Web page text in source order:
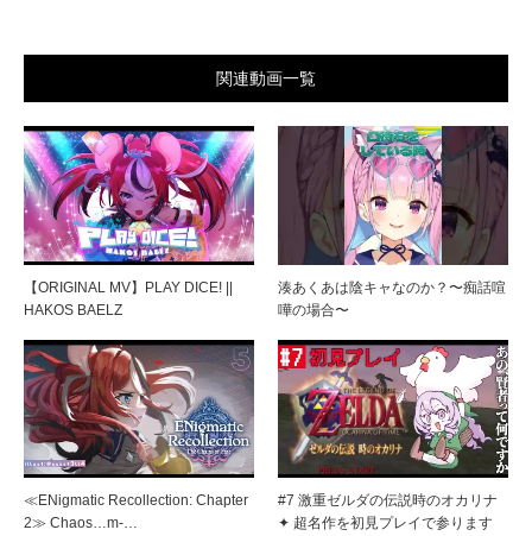
関連動画一覧
【ORIGINAL MV】PLAY DICE! ||
HAKOS BAELZ
湊あくあは陰キャなのか？〜痴話喧
嘩の場合〜
≪ENigmatic Recollection: Chapter
2≫ Chaos…m-…
#7 激重ゼルダの伝説時のオカリナ
✦ 超名作を初見プレイで参ります